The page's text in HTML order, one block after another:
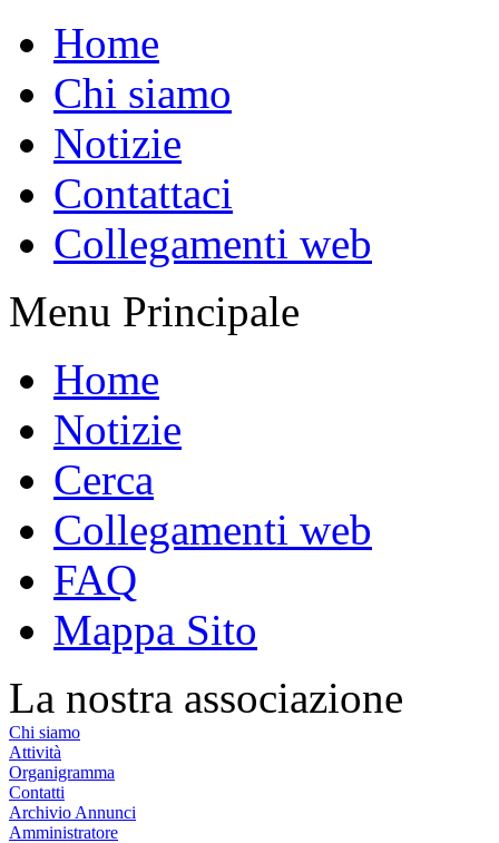
Home
Chi siamo
Notizie
Contattaci
Collegamenti web
Menu Principale
Home
Notizie
Cerca
Collegamenti web
FAQ
Mappa Sito
La nostra associazione
Chi siamo
Attività
Organigramma
Contatti
Archivio Annunci
Amministratore